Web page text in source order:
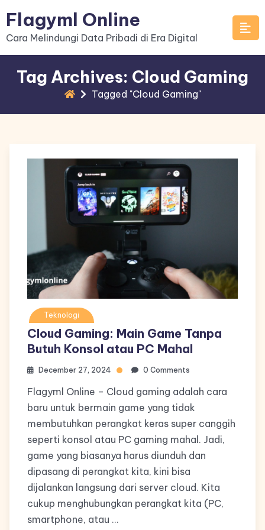
to
content
Flagyml Online
Cara Melindungi Data Pribadi di Era Digital
Tag Archives: Cloud Gaming
Tagged "Cloud Gaming"
Teknologi
Cloud Gaming: Main Game Tanpa
Butuh Konsol atau PC Mahal
December 27, 2024 0 Comments
Flagyml Online – Cloud gaming adalah cara
baru untuk bermain game yang tidak
membutuhkan perangkat keras super canggih
seperti konsol atau PC gaming mahal. Jadi,
game yang biasanya harus diunduh dan
dipasang di perangkat kita, kini bisa
dijalankan langsung dari server cloud. Kita
cukup menghubungkan perangkat kita (PC,
smartphone, atau …